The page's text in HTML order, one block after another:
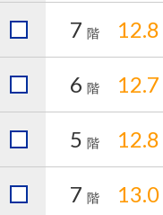
7 階 12.8
6 階 12.7
5 階 12.8
7 階 13.0